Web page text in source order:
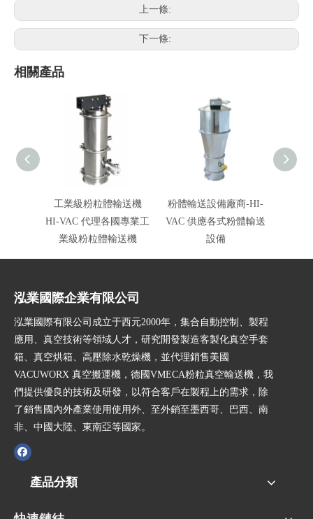
上一條:
下一條:
相關產品
工業級粉粒體輸送機
HI-VAC 代理各國專業工
業級粉粒體輸送機
粉體輸送設備廠商-HI-
VAC 供應各式粉體輸送
設備
泓業國際企業有限公司
泓業國際有限公司成立于西元2000年，集合自動控制、製程
應用、真空技術等領域人才，研究開發製造客製化真空手套
箱、真空烘箱、高壓除水乾燥機，並代理銷售美國
VACUWORX 真空搬運機，德國VMECA粉粒真空輸送機，我
們提供優良的技術及研發，以符合客戶在製程上的需求，除
了銷售國內外產業使用使用外、至外銷至墨西哥、巴西、南
非、中國大陸、東南亞等國家。
產品分類